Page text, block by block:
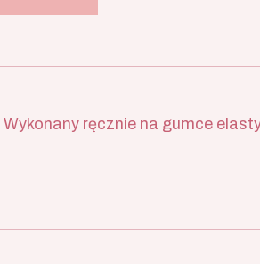
ręcznie na gumce